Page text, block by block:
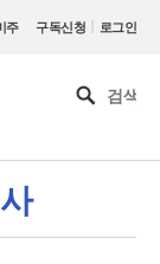
주 구독신청 | 로그인